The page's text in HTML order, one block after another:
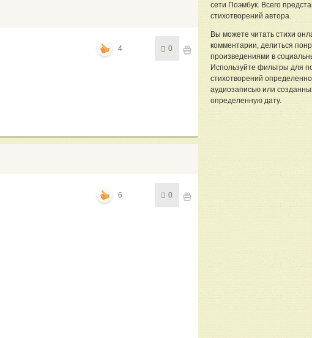
4 0
6 0
сети Поэмбук. Всего
стихотворений автора.
Вы можете читать стихи
комментарии, делиться
произведениями в
Используйте фильтры для
стихотворений
аудиозаписью или
определенную дату.